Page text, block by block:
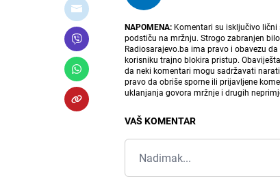
NAPOMENA: Komentari su isključivo
podstiču na mržnju. Strogo zabranjen
Radiosarajevo.ba ima pravo i obavezu
korisniku trajno blokira pristup.
da neki komentari mogu sadržavati
pravo da obriše sporne ili prijavljene
uklanjanja govora mržnje i drugih
VAŠ KOMENTAR